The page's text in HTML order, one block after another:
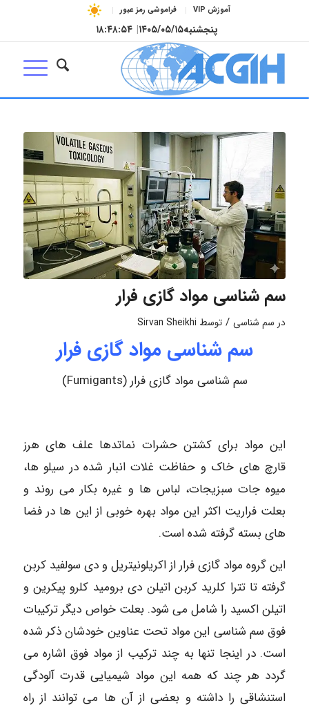
آموزش VIP فراموشی رمز عبور
پنجشنبه۱۴۰۵/۰۵/۱۵| ۱۸:۴۸:۵۵
سم شناسی مواد گازی فرار
در سم شناسی / توسط Sirvan Sheikhi
سم شناسی مواد گازی فرار
سم شناسی مواد گازی فرار (Fumigants)
این مواد برای کشتن حشرات نماتدها علف های هرز
قارچ های خاک و حفاظت غلات انبار شده در سیلو ها،
میوه جات سبزیجات، لباس ها و غیره بکار می روند و
بعلت فراریت اکثر این مواد بهره خوبی از این ها در فضا
های بسته گرفته شده است.
این گروه مواد گازی فرار از اکریلونیتریل و دی سولفید کربن
گرفته تا تترا کلرید کربن اتیلن دی برومید کلرو پیکرین و
اتیلن اکسید را شامل می شود. بعلت خواص دیگر ترکیبات
فوق سم شناسی این مواد تحت عناوین خودشان ذکر شده
است. در اینجا تنها به چند ترکیب از مواد فوق اشاره می
گردد هر چند که همه این مواد شیمیایی قدرت آلودگی
استنشاقی را داشته و بعضی از آن ها می توانند از راه